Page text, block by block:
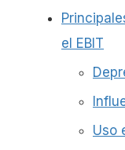
el EBIT
Uso